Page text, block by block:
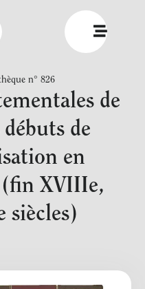
n° 826
de
de
en
XVIIIe,
siècles)